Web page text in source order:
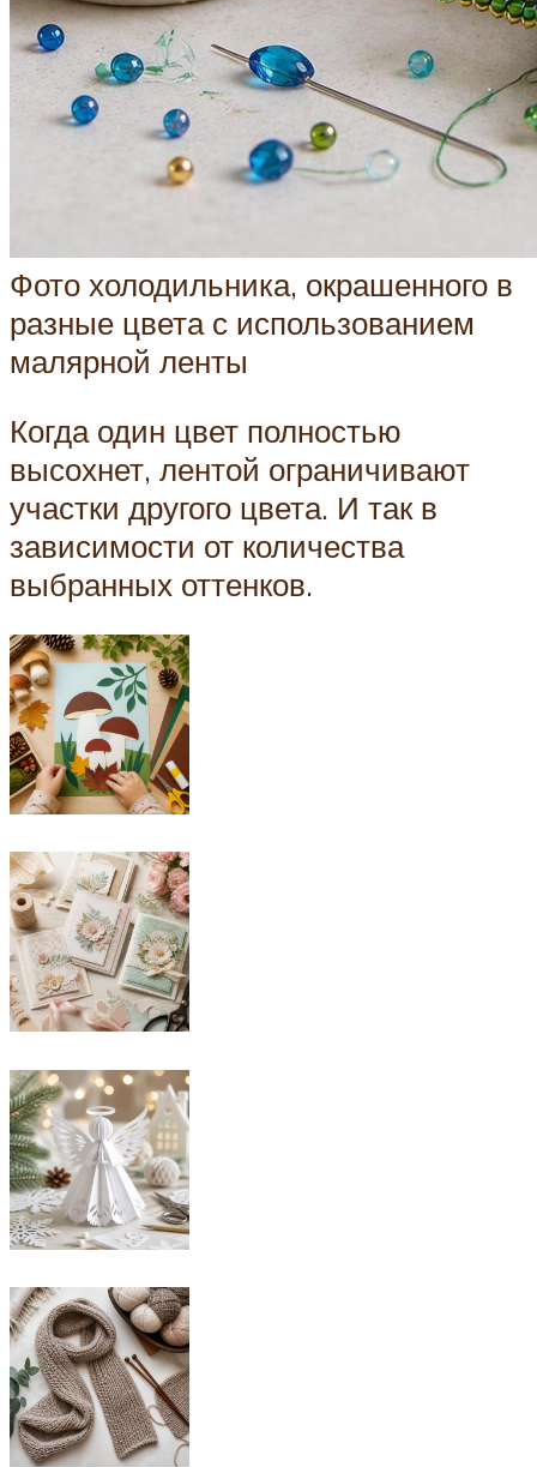
Фото холодильника, окрашенного в
разные цвета с использованием
малярной ленты
Когда один цвет полностью
высохнет, лентой ограничивают
участки другого цвета. И так в
зависимости от количества
выбранных оттенков.